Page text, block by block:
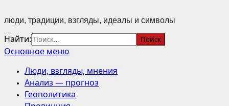
люди, традиции, взгляды, идеалы и символы
Найти:
Основное меню
Люди, взгляды, мнения
Анализ — прогноз
Геополитика